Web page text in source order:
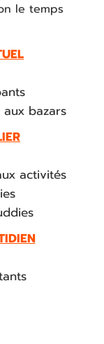
le temps
bazars
activités